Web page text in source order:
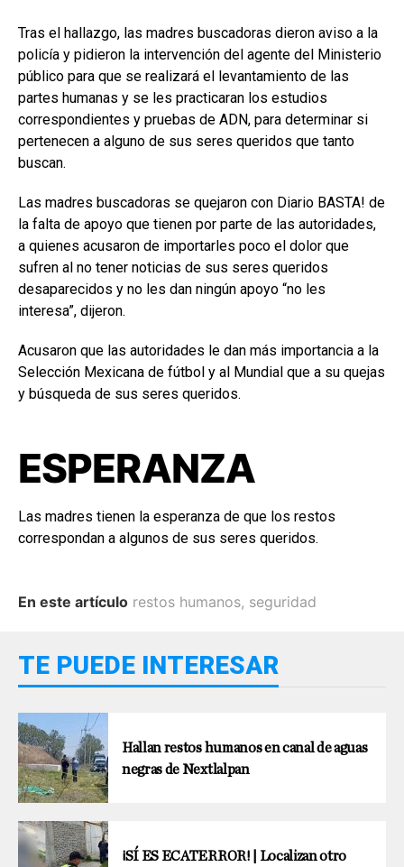
Tras el hallazgo, las madres buscadoras dieron aviso a la
policía y pidieron la intervención del agente del Ministerio
público para que se realizará el levantamiento de las
partes humanas y se les practicaran los estudios
correspondientes y pruebas de ADN, para determinar si
pertenecen a alguno de sus seres queridos que tanto
buscan.
Las madres buscadoras se quejaron con Diario BASTA! de
la falta de apoyo que tienen por parte de las autoridades,
a quienes acusaron de importarles poco el dolor que
sufren al no tener noticias de sus seres queridos
desaparecidos y no les dan ningún apoyo “no les
interesa”, dijeron.
Acusaron que las autoridades le dan más importancia a la
Selección Mexicana de fútbol y al Mundial que a su quejas
y búsqueda de sus seres queridos.
ESPERANZA
Las madres tienen la esperanza de que los restos
correspondan a algunos de sus seres queridos.
En este artículo restos humanos, seguridad
TE PUEDE INTERESAR
Hallan restos humanos en canal de aguas
negras de Nextlalpan
¡SÍ ES ECATERROR! | Localizan otro